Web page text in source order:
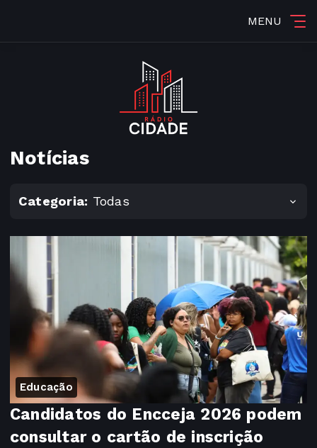
MENU
Notícias
Categoria: Todas
Educação
Candidatos do Encceja 2026 podem
consultar o cartão de inscrição